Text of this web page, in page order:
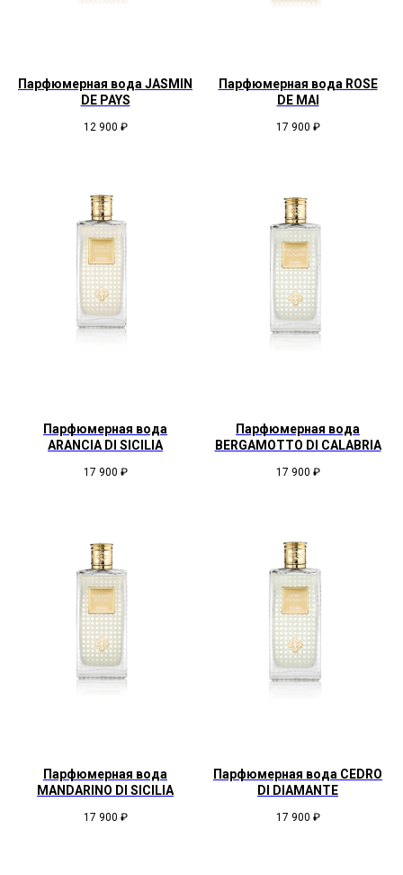
Парфюмерная вода JASMIN
DE PAYS
12 900 ₽
Парфюмерная вода ROSE
DE MAI
17 900 ₽
Парфюмерная вода
ARANCIA DI SICILIA
17 900 ₽
Парфюмерная вода
BERGAMOTTO DI CALABRIA
17 900 ₽
Парфюмерная вода
MANDARINO DI SICILIA
17 900 ₽
Парфюмерная вода CEDRO
DI DIAMANTE
17 900 ₽